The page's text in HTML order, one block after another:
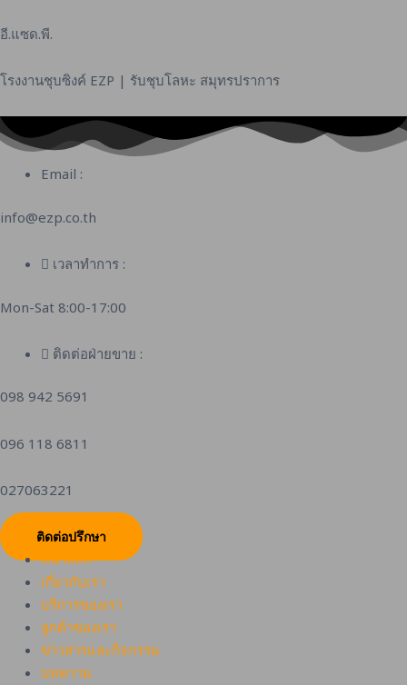
to
อี.แซด.พี.
โรงงานชุบซิงค์ EZP | รับชุบโลหะ สมุทรปราการ
Email :
info@ezp.co.th
เวลาทำการ :
Mon-Sat 8:00-17:00
ติดต่อฝ่ายขาย :
098 942 5691
096 118 6811
027063221
ติดต่อปรึกษา
หน้าหลัก
เกี่ยวกับเรา
บริการของเรา
ลูกค้าของเรา
ข่าวสารและกิจกรรม
บทความ